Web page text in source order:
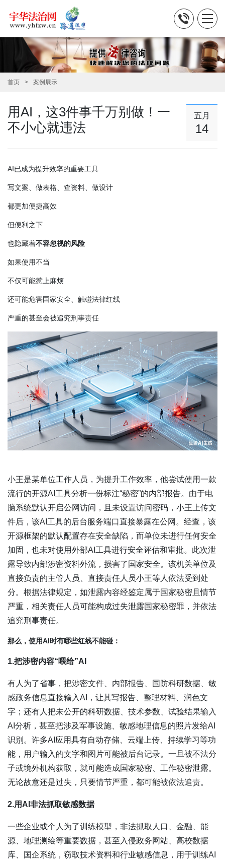
首页 案例展示
用AI，这3件事千万别做！一
不小心就违法
五月
14
AI已成为提升效率的重要工具
写文案、做表格、查资料、做设计
都更加便捷高效
但便利之下
也隐藏着不容忽视的风险
如果使用不当
不仅可能惹上麻烦
还可能危害国家安全、触碰法律红线
严重的甚至会被追究刑事责任
小王是某单位工作人员，为提升工作效率，他尝试使用一款
流行的开源AI工具分析一份标注“秘密”的内部报告。由于电
脑系统默认开启公网访问，且未设置访问密码，小王上传文
件后，该AI工具的后台服务端口直接暴露在公网。经查，该
开源框架的默认配置存在安全缺陷，而单位未进行任何安全
加固，也未对使用外部AI工具进行安全评估和审批。此次泄
露导致内部涉密资料外流，损害了国家安全。该机关单位及
直接负责的主管人员、直接责任人员小王等人依法受到处
分。根据法律规定，如泄露内容经鉴定属于国家秘密且情节
严重，相关责任人员可能构成过失泄露国家秘密罪，并依法
追究刑事责任。
那么，使用AI时有哪些红线不能碰：
1.把涉密内容“喂给”AI
有人为了省事，把涉密文件、内部报告、国防科研数据、敏
感政务信息直接输入AI，让其写报告、整理材料、润色文
字；还有人把未公开的科研数据、技术参数、试验结果输入
AI分析，甚至把涉及军事设施、敏感地理信息的照片发给AI
识别。许多AI应用具有自动存储、云端上传、持续学习等功
能，用户输入的文字和图片可能被后台记录。一旦被不法分
子或境外机构获取，就可能造成国家秘密、工作秘密泄露。
无论故意还是过失，只要情节严重，都可能被依法追责。
2.用AI非法抓取敏感数据
一些企业或个人为了训练模型，非法抓取人口、金融、能
源、地理测绘等重要数据，甚至入侵政务网站、高校数据
库、国企系统，窃取技术资料和行业敏感信息，用于训练AI